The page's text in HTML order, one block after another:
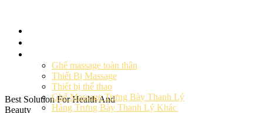
Best Solution For Health And
Beauty
Ghế massage toàn thân
Thiết Bị Massage
Thiết bị thể thao
Ghế Massage Trưng Bày Thanh Lý
Hàng Trưng Bày Thanh Lý Khác